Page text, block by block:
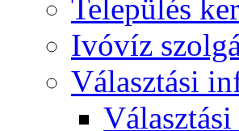
Település
Ivóvíz
Választási